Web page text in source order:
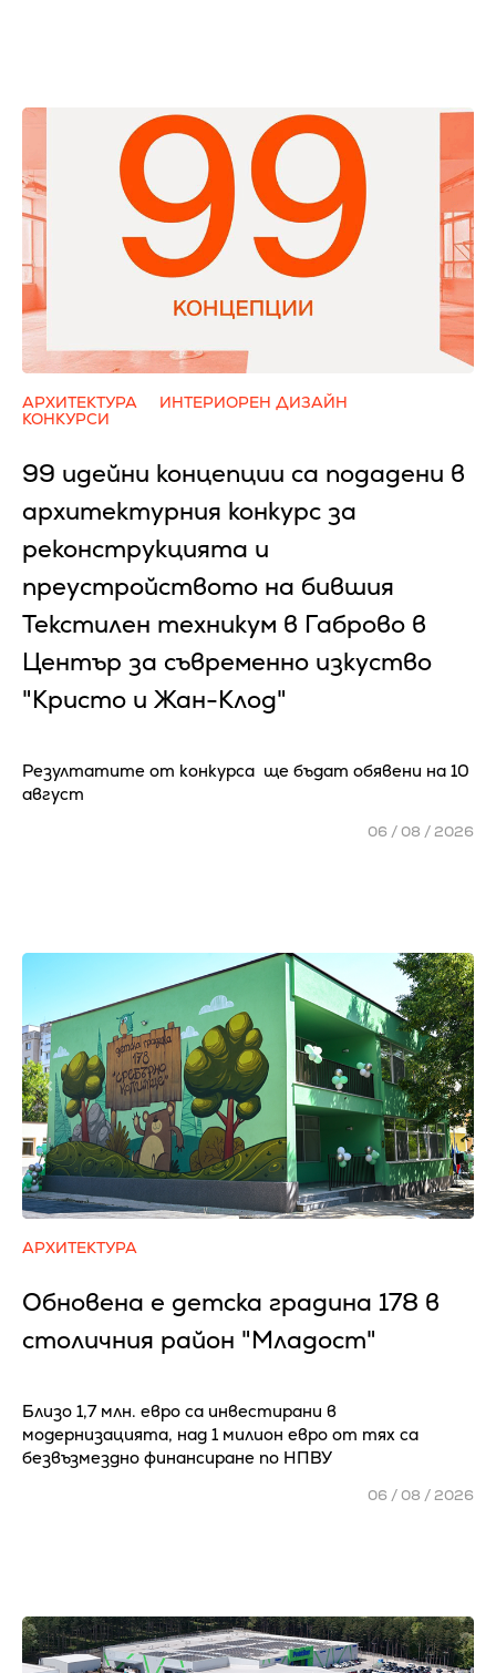
АРХИТЕКТУРА
ИНТЕРИОРЕН ДИЗАЙН
КОНКУРСИ
99 идейни концепции са подадени в
архитектурния конкурс за
реконструкцията и
преустройството на бившия
Текстилен техникум в Габрово в
Център за съвременно изкуство
"Кристо и Жан-Клод"
Резултатите от конкурса ще бъдат обявени на 10
август
06 / 08 / 2026
АРХИТЕКТУРА
Обновена е детска градина 178 в
столичния район "Младост"
Близо 1,7 млн. евро са инвестирани в
модернизацията, над 1 милион евро от тях са
безвъзмездно финансиране по НПВУ
06 / 08 / 2026